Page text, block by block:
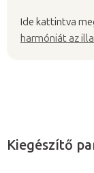
Ide kattintva
harmóniát az
Kiegészítő